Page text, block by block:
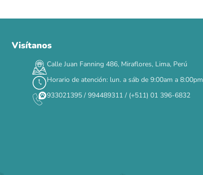
✕
CAT WEEK · 4 AL 8 DE AGOSTO
Visítanos
Calle Juan Fanning 486, Miraflores, Lima, Perú
Horario de atención: lun. a sáb de 9:00am a 8:00pm
933021395 / 994489311 / (+511) 01 396-6832